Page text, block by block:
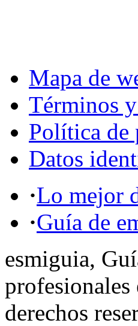
Mapa de
Términos
Política de
Datos
·Lo mejor
·Guía de
esmiguia,
derechos